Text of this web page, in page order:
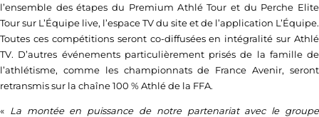
l’ensemble des étapes du Premium Athlé Tour et du Perche Elite
Tour sur L’Équipe live, l’espace TV du site et de l’application L’Équipe.
Toutes ces compétitions seront co-diffusées en intégralité sur Athlé
TV. D’autres événements particulièrement prisés de la famille de
l’athlétisme, comme les championnats de France Avenir, seront
retransmis sur la chaîne 100 % Athlé de la FFA.
« La montée en puissance de notre partenariat avec le groupe